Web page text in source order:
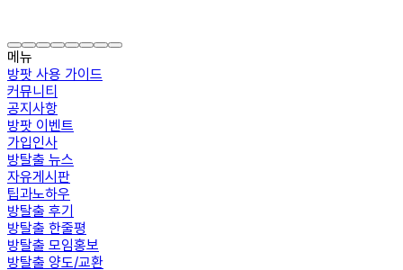
메뉴
방팟 사용 가이드
커뮤니티
공지사항
방팟 이벤트
가입인사
방탈출 뉴스
자유게시판
팁과노하우
방탈출 후기
방탈출 한줄평
방탈출 모임홍보
방탈출 양도/교환